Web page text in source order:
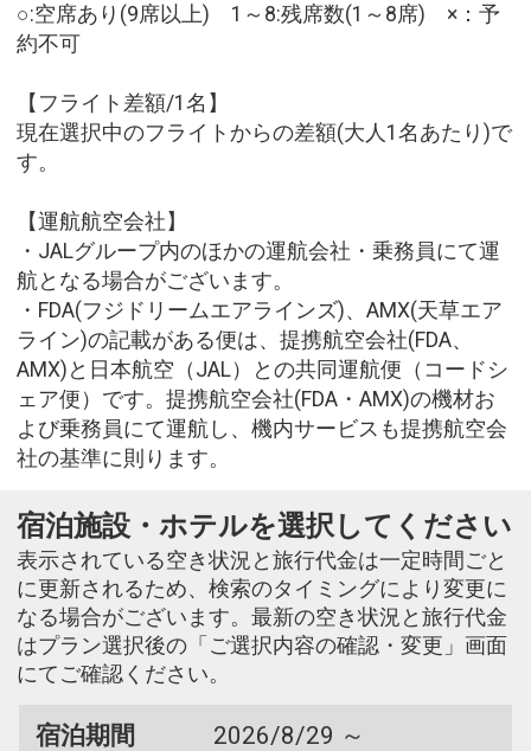
○:空席あり(9席以上) 1～8:残席数(1～8席) ×：予
約不可
【フライト差額/1名】
現在選択中のフライトからの差額(大人1名あたり)で
す。
【運航航空会社】
・JALグループ内のほかの運航会社・乗務員にて運
航となる場合がございます。
・FDA(フジドリームエアラインズ)、AMX(天草エア
ライン)の記載がある便は、提携航空会社(FDA、
AMX)と日本航空（JAL）との共同運航便（コードシ
ェア便）です。提携航空会社(FDA・AMX)の機材お
よび乗務員にて運航し、機内サービスも提携航空会
社の基準に則ります。
宿泊施設・ホテルを選択してください
表示されている空き状況と旅行代金は一定時間ごと
に更新されるため、検索のタイミングにより変更に
なる場合がございます。最新の空き状況と旅行代金
はプラン選択後の「ご選択内容の確認・変更」画面
にてご確認ください。
宿泊期間
2026/8/29 ～